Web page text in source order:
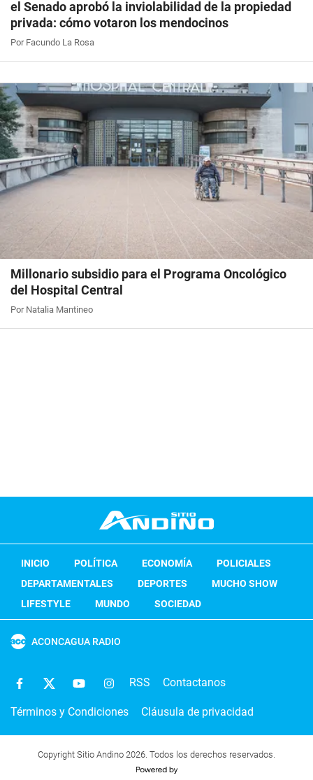
el Senado aprobó la inviolabilidad de la propiedad
privada: cómo votaron los mendocinos
Por Facundo La Rosa
Millonario subsidio para el Programa Oncológico
del Hospital Central
Por Natalia Mantineo
INICIO POLÍTICA ECONOMÍA
POLICIALES
DEPARTAMENTALES
DEPORTES
MUCHO SHOW
LIFESTYLE
MUNDO SOCIEDAD
ACONCAGUA RADIO
RSS Contactanos
Términos y Condiciones Cláusula de privacidad
Copyright Sitio Andino 2026. Todos los derechos reservados.